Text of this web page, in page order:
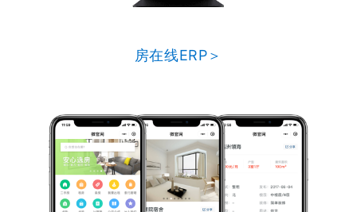
房在线ERP＞